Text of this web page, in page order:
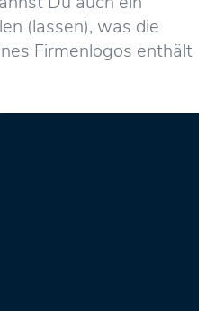
(lassen), was die
Firmenlogos enthält